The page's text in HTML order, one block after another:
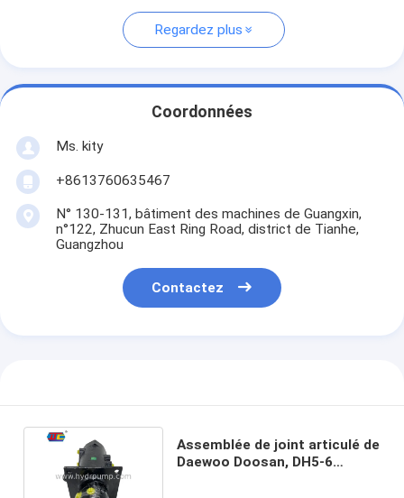
Regardez plus
Coordonnées
Ms. kity
+8613760635467
N° 130-131, bâtiment des machines de Guangxin,
n°122, Zhucun East Ring Road, district de Tianhe,
Guangzhou
Contactez
Assemblée de joint articulé de
Daewoo Doosan, DH5-6